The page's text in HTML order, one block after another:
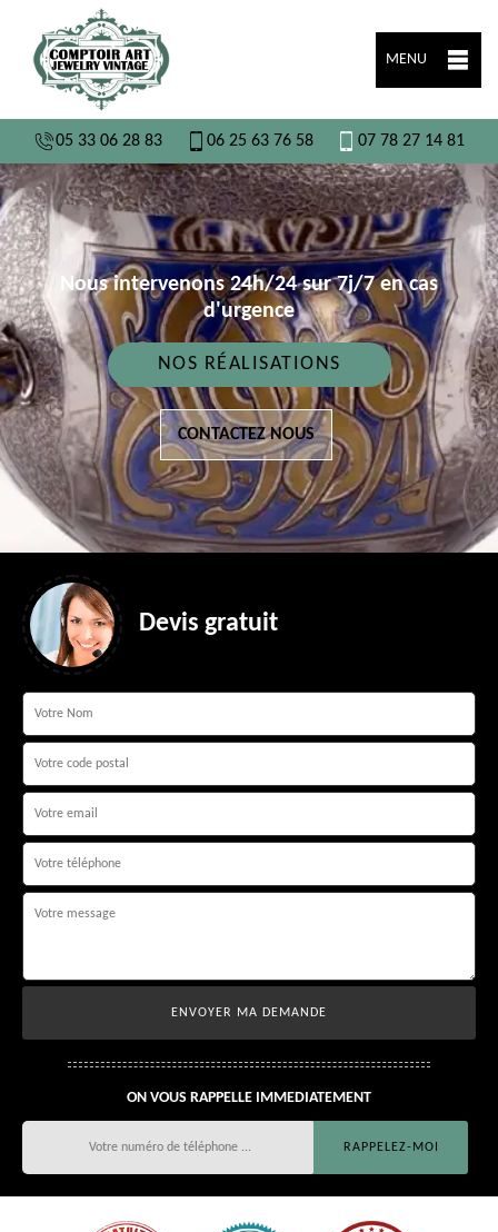
MENU
05 33 06 28 83 06 25 63 76 58 07 78 27 14 81
Nous intervenons 24h/24 sur 7j/7 en cas
d'urgence
NOS RÉALISATIONS
CONTACTEZ NOUS
Devis gratuit
ON VOUS RAPPELLE IMMEDIATEMENT